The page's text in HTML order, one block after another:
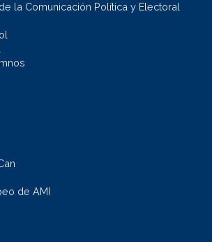
la Comunicación Política y Electoral
de AMI